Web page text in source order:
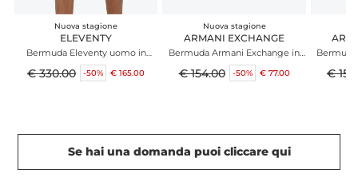
Nuova stagione
ELEVENTY
Bermuda Eleventy uomo in
tessuto tecnico grigio avorio
€ 330.00 -50% € 165.00
Nuova stagione
ARMANI EXCHANGE
Bermuda Armani Exchange in
tessuto verde
€ 154.00 -50% € 77.00 €
Se hai una domanda puoi cliccare qui